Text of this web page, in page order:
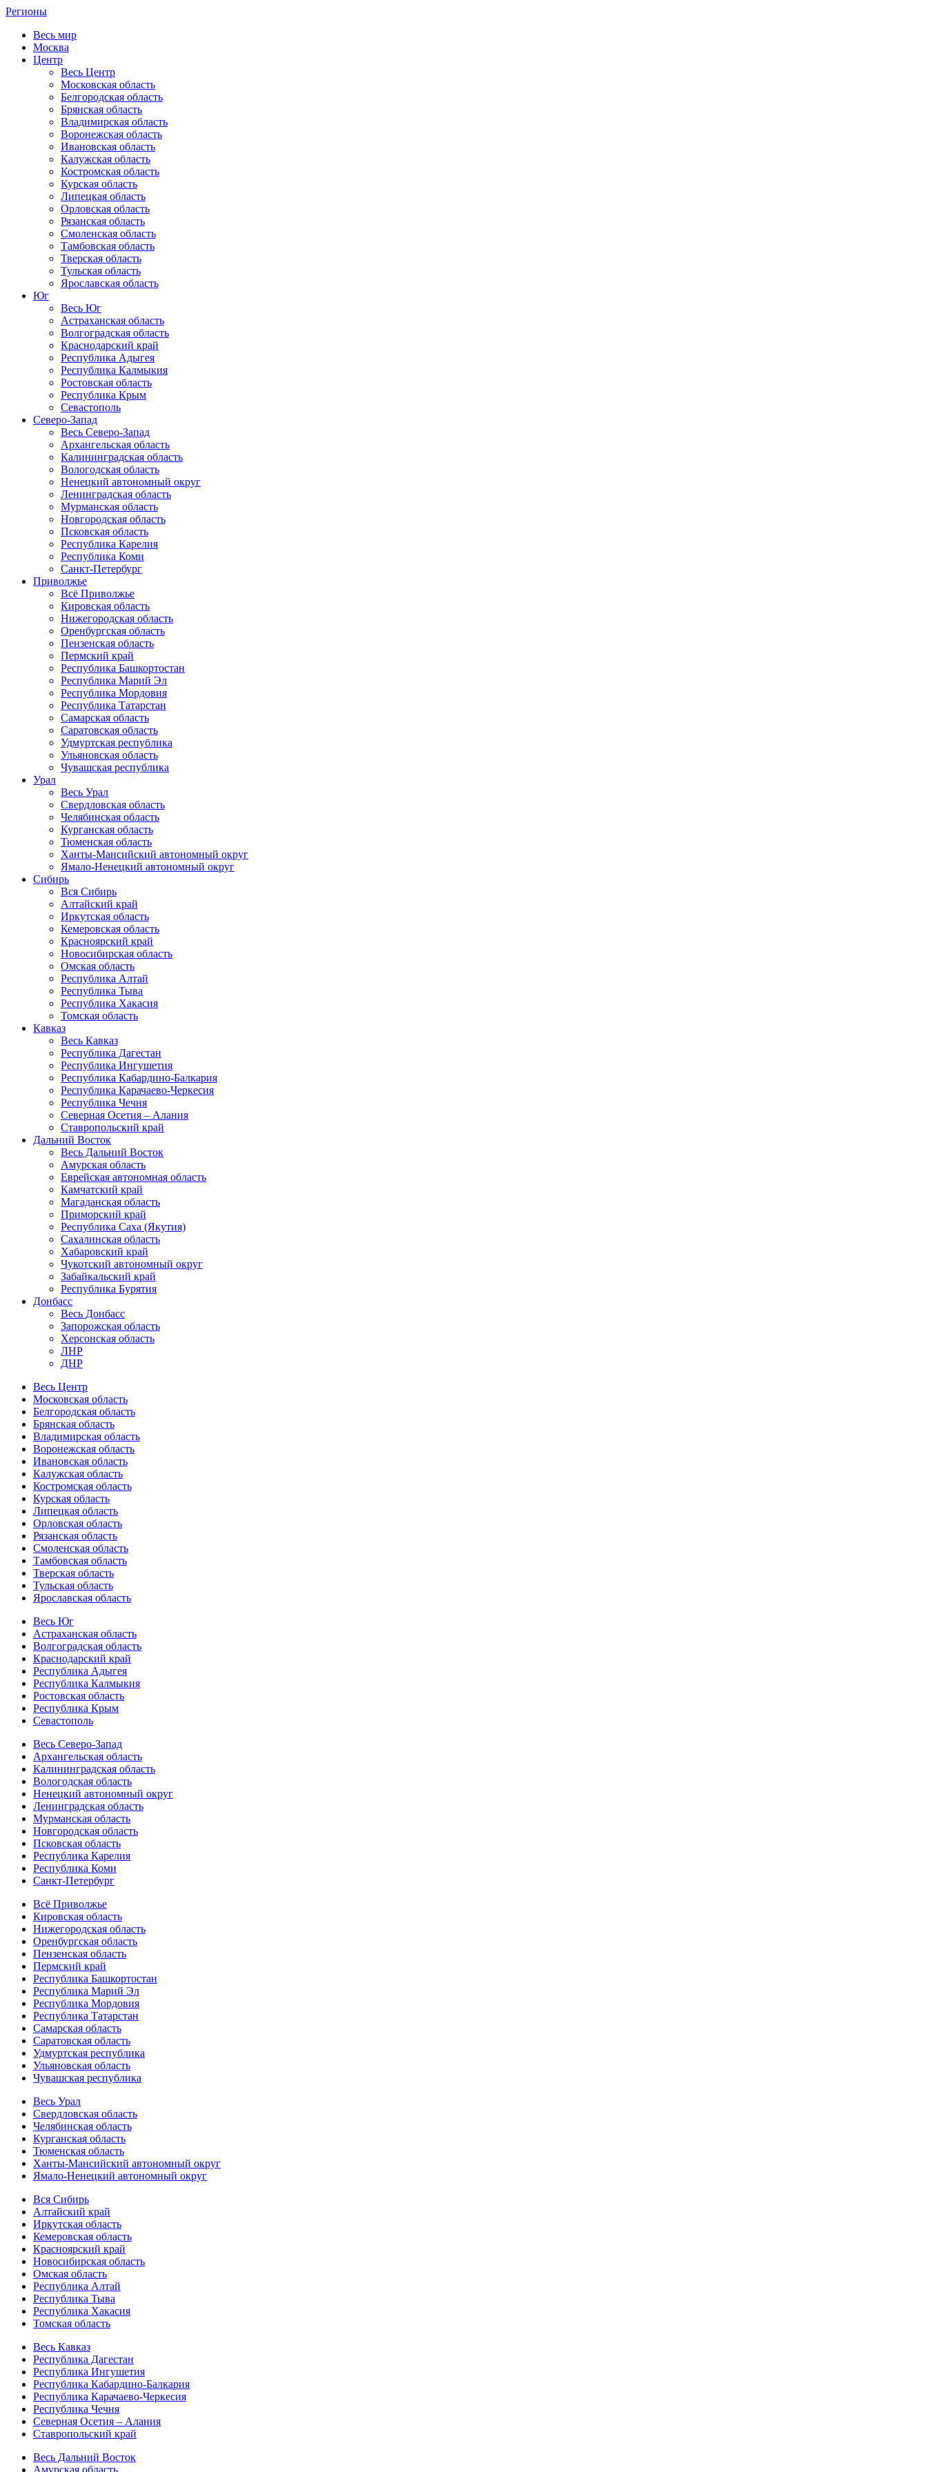
Регионы
Весь мир
Москва
Центр
Весь Центр
Московская область
Белгородская область
Брянская область
Владимирская область
Воронежская область
Ивановская область
Калужская область
Костромская область
Курская область
Липецкая область
Орловская область
Рязанская область
Смоленская область
Тамбовская область
Тверская область
Тульская область
Ярославская область
Юг
Весь Юг
Астраханская область
Волгоградская область
Краснодарский край
Республика Адыгея
Республика Калмыкия
Ростовская область
Республика Крым
Севастополь
Северо-Запад
Весь Северо-Запад
Архангельская область
Калининградская область
Вологодская область
Ненецкий автономный округ
Ленинградская область
Мурманская область
Новгородская область
Псковская область
Республика Карелия
Республика Коми
Санкт-Петербург
Приволжье
Всё Приволжье
Кировская область
Нижегородская область
Оренбургская область
Пензенская область
Пермский край
Республика Башкортостан
Республика Марий Эл
Республика Мордовия
Республика Татарстан
Самарская область
Саратовская область
Удмуртская республика
Ульяновская область
Чувашская республика
Урал
Весь Урал
Свердловская область
Челябинская область
Курганская область
Тюменская область
Ханты-Мансийский автономный округ
Ямало-Ненецкий автономный округ
Сибирь
Вся Сибирь
Алтайский край
Иркутская область
Кемеровская область
Красноярский край
Новосибирская область
Омская область
Республика Алтай
Республика Тыва
Республика Хакасия
Томская область
Кавказ
Весь Кавказ
Республика Дагестан
Республика Ингушетия
Республика Кабардино-Балкария
Республика Карачаево-Черкесия
Республика Чечня
Северная Осетия – Алания
Ставропольский край
Дальний Восток
Весь Дальний Восток
Амурская область
Еврейская автономная область
Камчатский край
Магаданская область
Приморский край
Республика Саха (Якутия)
Сахалинская область
Хабаровский край
Чукотский автономный округ
Забайкальский край
Республика Бурятия
Донбасс
Весь Донбасс
Запорожская область
Херсонская область
ЛНР
ДНР
Весь Центр
Московская область
Белгородская область
Брянская область
Владимирская область
Воронежская область
Ивановская область
Калужская область
Костромская область
Курская область
Липецкая область
Орловская область
Рязанская область
Смоленская область
Тамбовская область
Тверская область
Тульская область
Ярославская область
Весь Юг
Астраханская область
Волгоградская область
Краснодарский край
Республика Адыгея
Республика Калмыкия
Ростовская область
Республика Крым
Севастополь
Весь Северо-Запад
Архангельская область
Калининградская область
Вологодская область
Ненецкий автономный округ
Ленинградская область
Мурманская область
Новгородская область
Псковская область
Республика Карелия
Республика Коми
Санкт-Петербург
Всё Приволжье
Кировская область
Нижегородская область
Оренбургская область
Пензенская область
Пермский край
Республика Башкортостан
Республика Марий Эл
Республика Мордовия
Республика Татарстан
Самарская область
Саратовская область
Удмуртская республика
Ульяновская область
Чувашская республика
Весь Урал
Свердловская область
Челябинская область
Курганская область
Тюменская область
Ханты-Мансийский автономный округ
Ямало-Ненецкий автономный округ
Вся Сибирь
Алтайский край
Иркутская область
Кемеровская область
Красноярский край
Новосибирская область
Омская область
Республика Алтай
Республика Тыва
Республика Хакасия
Томская область
Весь Кавказ
Республика Дагестан
Республика Ингушетия
Республика Кабардино-Балкария
Республика Карачаево-Черкесия
Республика Чечня
Северная Осетия – Алания
Ставропольский край
Весь Дальний Восток
Амурская область